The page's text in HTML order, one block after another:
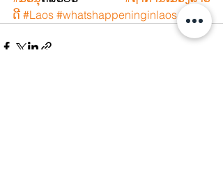
ດີ #Laos #whatshappeninginlaos